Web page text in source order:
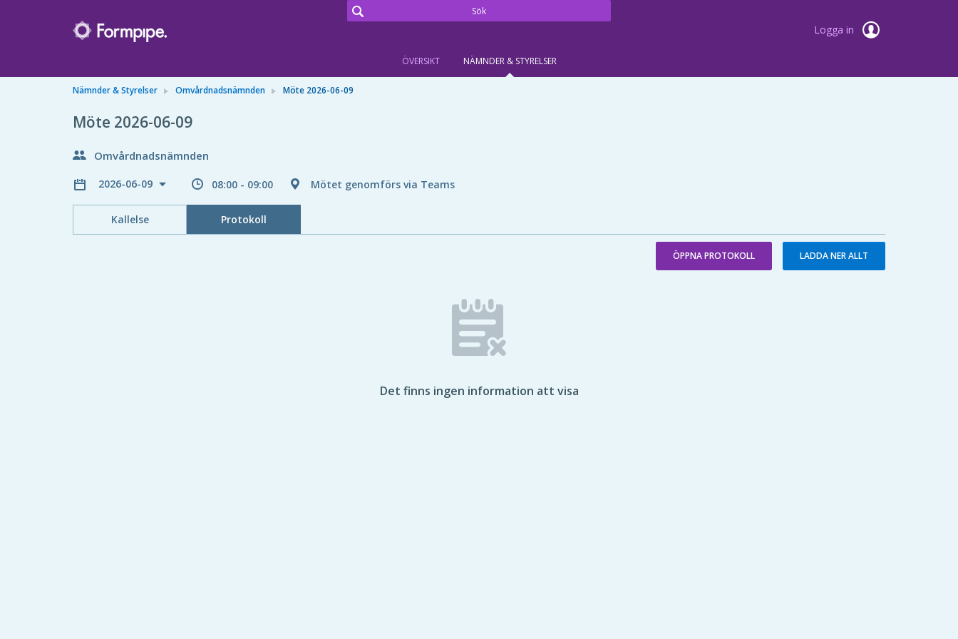
Logga in
ÖVERSIKT NÄMNDER & STYRELSER
Nämnder & Styrelser Omvårdnadsnämnden Möte 2026-06-09
Möte 2026-06-09
Omvårdnadsnämnden
2026-06-09 08:00 - 09:00 Mötet genomförs via Teams
Kallelse Protokoll
ÖPPNA PROTOKOLL LADDA NER ALLT
Det finns ingen information att visa